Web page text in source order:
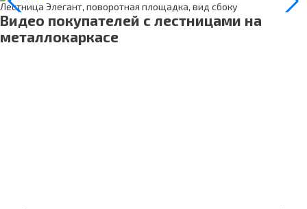
Лестница Элегант, поворотная площадка, вид сбоку
Видео покупателей с лестницами на
металлокаркасе